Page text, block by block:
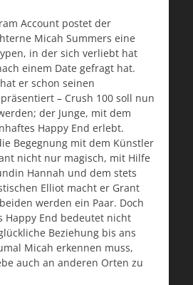
Account postet der
Micah Summers eine
in der sich verliebt hat
einem Date gefragt hat.
er schon seinen
– Crush 100 soll nun
der Junge, mit dem
Happy End erlebt.
Begegnung mit dem Künstler
nicht nur magisch, mit Hilfe
Hannah und dem stets
Elliot macht er Grant
werden ein Paar. Doch
Happy End bedeutet nicht
Beziehung bis ans
Micah erkennen muss,
auch an anderen Orten zu